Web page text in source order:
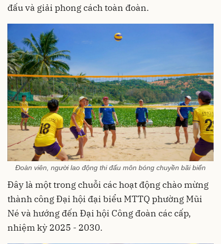
đấu và giải phong cách toàn đoàn.
Đoàn viên, người lao động thi đấu môn bóng chuyền bãi biển
Đây là một trong chuỗi các hoạt động chào mừng
thành công Đại hội đại biểu MTTQ phường Mũi
Né và hướng đến Đại hội Công đoàn các cấp,
nhiệm kỳ 2025 - 2030.